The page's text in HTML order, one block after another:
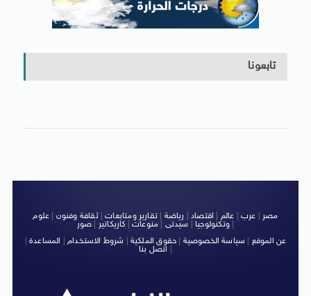
تابعونا
مصر عرب عالم اقتصاد رياضة |تقارير ومتابعات|ثقافة وفنون
علوم
وتكنولوجيا| سيدتى منوعات كاريكاتير صور
|
عن الموقع
سياسة الخصوصية حقوق الملكية شروط الاستخدام| المساعدة|
اتصل بنا